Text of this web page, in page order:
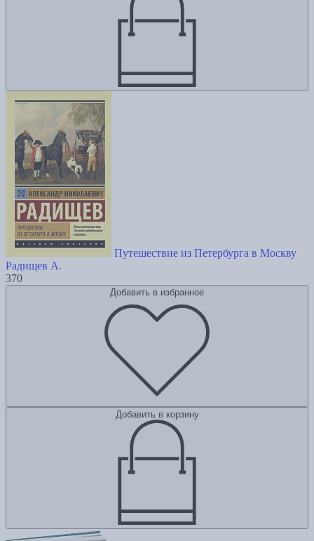
Путешествие из Петербурга в Москву
Радищев А.
370
Добавить в избранное
Добавить в корзину